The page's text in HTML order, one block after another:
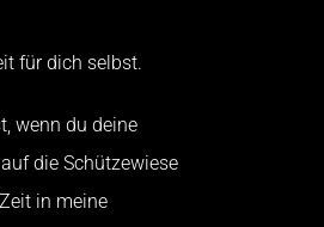
für dich selbst.
wenn du deine
die Schützewiese
in meine